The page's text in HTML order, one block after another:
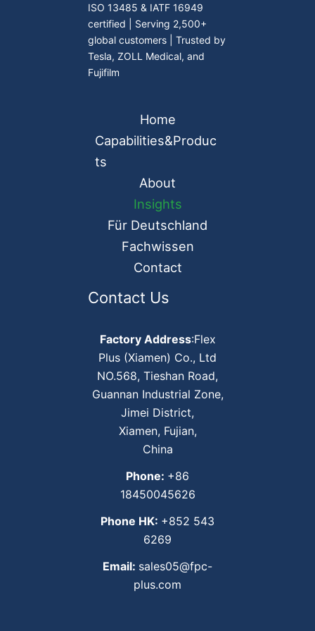
ISO 13485 & IATF 16949
certified | Serving 2,500+
global customers | Trusted by
Tesla, ZOLL Medical, and
Fujifilm
Home
Capabilities&Produc
ts
About
Insights
Für Deutschland
Fachwissen
Contact
Contact Us
Factory Address:Flex
Plus (Xiamen) Co., Ltd
NO.568, Tieshan Road,
Guannan Industrial Zone,
Jimei District,
Xiamen, Fujian,
China
Phone: +86
18450045626
Phone HK: +852 543
6269
Email: sales05@fpc-
plus.com